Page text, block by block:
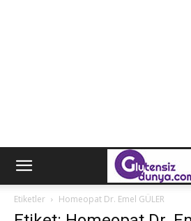
Etiketler Homeopat Dr. Emel GÜLER